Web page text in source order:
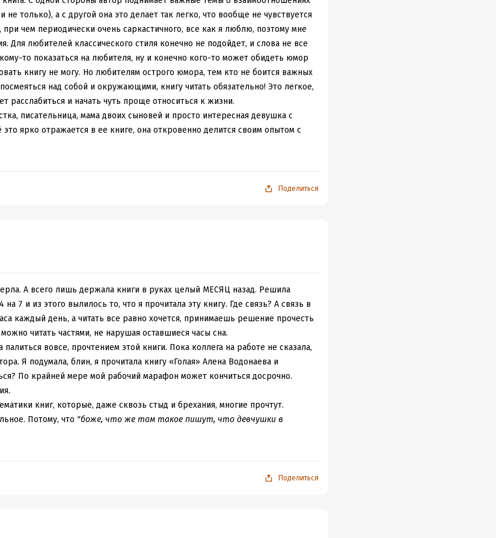
только), а с другой она это делает так легко, что вообще не чувствуется
чем периодически очень саркастичного, все как я люблю, поэтому мне
Для любителей классического стиля конечно не подойдет, и слова не все
то показаться на любителя, ну и конечно кого-то может обидеть юмор
книгу не могу. Но любителям острого юмора, тем кто не боится важных
над собой и окружающими, книгу читать обязательно! Это легкое,
расслабиться и начать чуть проще относиться к жизни.
писательница, мама двоих сыновей и просто интересная девушка с
ярко отражается в ее книге, она откровенно делится своим опытом с
Поделиться
А всего лишь держала книги в руках целый МЕСЯЦ назад. Решила
7 и из этого вылилось то, что я прочитала эту книгу. Где связь? А связь в
каждый день, а читать все равно хочется, принимаешь решение прочесть
читать частями, не нарушая оставшиеся часы сна.
палиться вовсе, прочтением этой книги. Пока коллега на работе не сказала,
Я подумала, блин, я прочитала книгу «Голая» Алена Водонаева и
По крайней мере мой рабочий марафон может кончиться досрочно.
книг, которые, даже сквозь стыд и брехания, многие прочтут.
Потому, что "боже, что же там такое пишут, что девчушки в
важного, а важного в этой книге очень мало.
умереть.
на них. Какие письма, такие и ответы. Тлен. В какой-то момент
Поделиться